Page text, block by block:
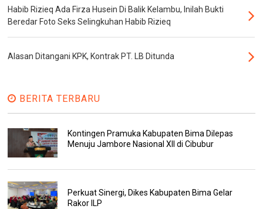
Habib Rizieq Ada Firza Husein Di Balik Kelambu, Inilah Bukti
Beredar Foto Seks Selingkuhan Habib Rizieq
Alasan Ditangani KPK, Kontrak PT. LB Ditunda
BERITA TERBARU
Kontingen Pramuka Kabupaten Bima Dilepas
Menuju Jambore Nasional XII di Cibubur
Perkuat Sinergi, Dikes Kabupaten Bima Gelar
Rakor ILP